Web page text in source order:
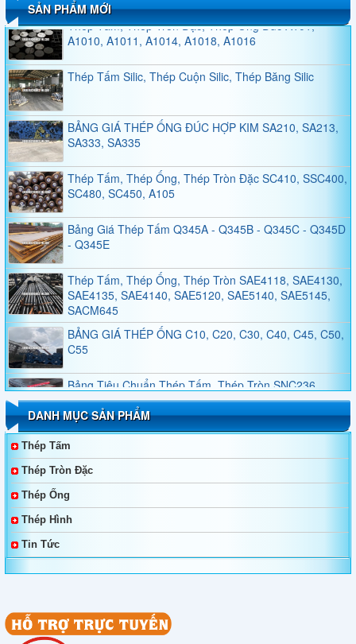
SẢN PHẨM MỚI
Thép Tấm, Thép Tròn Đặc, Thép Ống Đúc A101,
A1010, A1011, A1014, A1018, A1016
Thép Tấm Silic, Thép Cuộn Silic, Thép Băng Silic
BẢNG GIÁ THÉP ỐNG ĐÚC HỢP KIM SA210, SA213,
SA333, SA335
Thép Tấm, Thép Ống, Thép Tròn Đặc SC410, SSC400,
SC480, SC450, A105
Bảng Giá Thép Tấm Q345A - Q345B - Q345C - Q345D
- Q345E
Thép Tấm, Thép Ống, Thép Tròn SAE4118, SAE4130,
SAE4135, SAE4140, SAE5120, SAE5140, SAE5145,
SACM645
BẢNG GIÁ THÉP ỐNG C10, C20, C30, C40, C45, C50,
C55
Bảng Tiêu Chuẩn Thép Tấm, Thép Tròn SNC236,
SNC415, SNC631, SNC815, SNC836
Bảng Tiêu Chuẩn Thép Tấm, Thép Tròn SNCM220,
SNCM439, SNCM415, SNCM420, SNCM431
Thép Không Gỉ Duplex 2205, 2570
Thép Tấm, Thép Làm Khuôn, Thép Tròn Đặc SKT4,
Bảng Giá Và Quy Cách Thép Hình V
Bảng Giá Thép Tấm, Thép Tròn Đặc, Thép Ống Đúc
DANH MỤC SẢN PHẨM
Thép Tấm
Thép Tròn Đặc
Thép Ống
Thép Hình
Tin Tức